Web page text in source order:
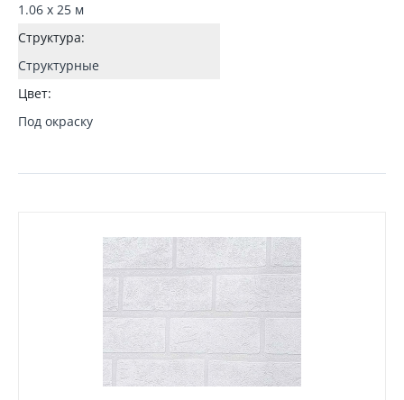
1.06 x 25 м
Структура:
Структурные
Цвет:
Под окраску